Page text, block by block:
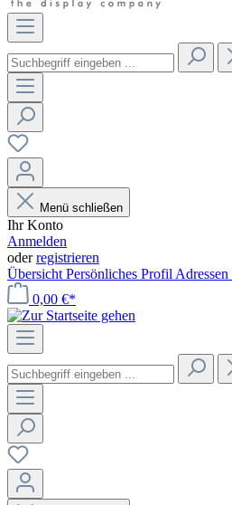
Menü schließen
Ihr Konto
Anmelden
oderregistrieren
Übersicht Persönliches Profil Adressen
0,00 €*